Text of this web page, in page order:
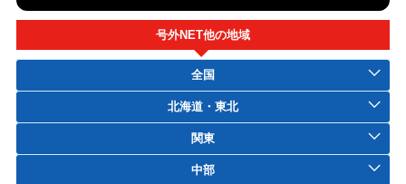
号外NET他の地域
全国
北海道・東北
関東
中部